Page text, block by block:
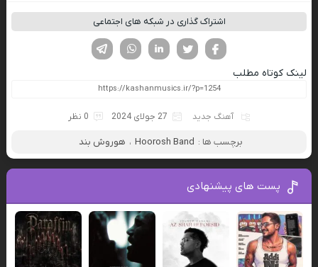
اشتراک گذاری در شبکه های اجتماعی
لینکدین تویتر
فیسوک
لینک کوتاه مطلب
آهنگ جدید 27 جولای 2024 0 نظر
برچسب ها : Hoorosh Band ، هوروش بند
پست های پیشنهادی